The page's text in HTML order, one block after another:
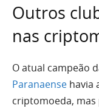
Outros
nas
O atual campeão
Paranaense havia
criptomoeda,